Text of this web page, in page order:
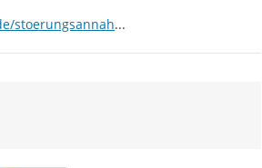
stoerungsannahme/
...
Äußerung